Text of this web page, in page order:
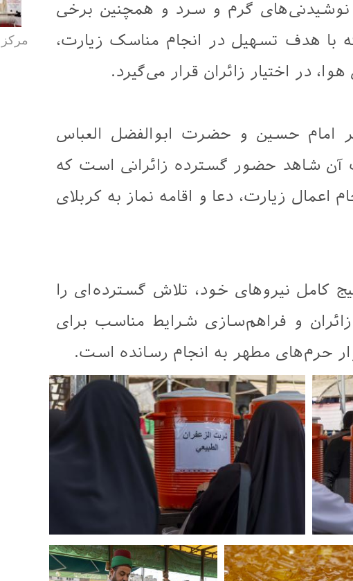
گرم و سرد و همچنین برخی
هدف تسهیل در انجام مناسک زیارت،
در اختیار زائران قرار می‌گیرد.
امام حسین و حضرت ابوالفضل العباس
آن شاهد حضور گسترده زائرانی است که
اعمال زیارت، دعا و اقامه نماز به کربلای
کامل نیروهای خود، تلاش گسترده‌ای را
زائران و فراهم‌سازی شرایط مناسب برای
حرم‌های مطهر به انجام رسانده است.